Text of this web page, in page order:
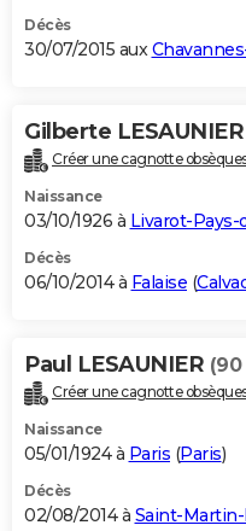
Décès
30/07/2015 aux
Gilberte LESAUNIER
Créer une cagnotte
Naissance
03/10/1926 à Livarot-Pays-
Décès
06/10/2014 à Falaise (
Paul LESAUNIER (90
Créer une cagnotte
Naissance
05/01/1924 à Paris (Paris)
Décès
02/08/2014 à Saint-